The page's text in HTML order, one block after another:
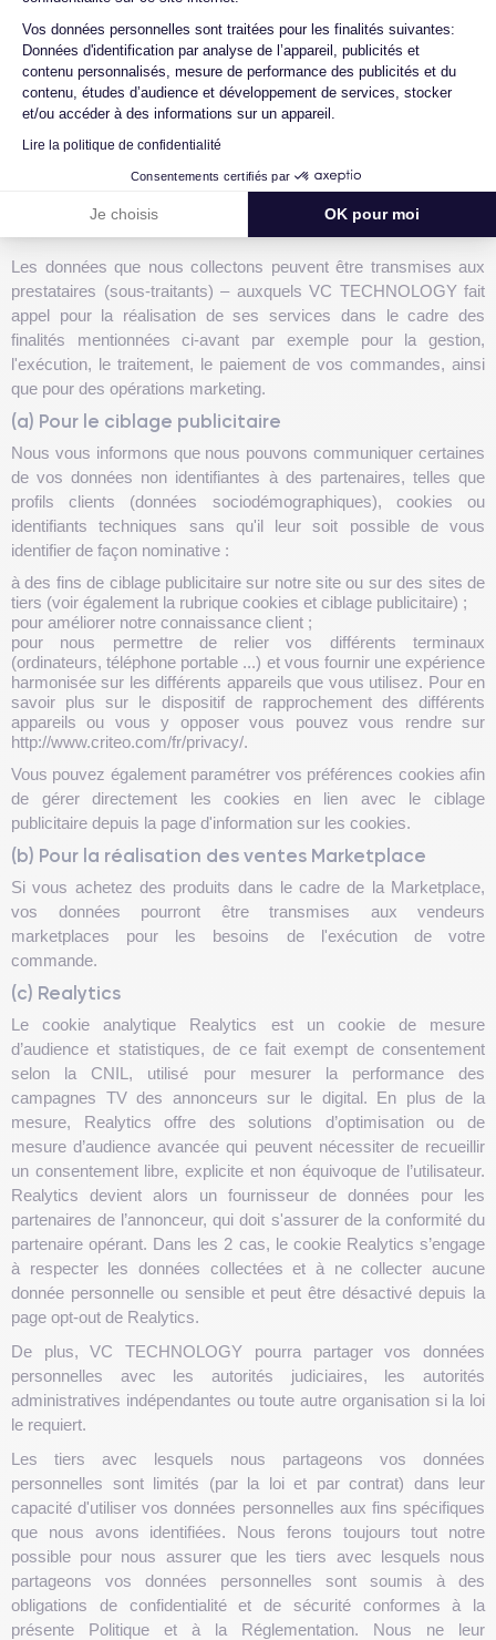
Vos données personnelles sont traitées pour les finalités suivantes:
Données d'identification par analyse de l’appareil, publicités et
contenu personnalisés, mesure de performance des publicités et du
contenu, études d’audience et développement de services, stocker
et/ou accéder à des informations sur un appareil.
Lire la politique de confidentialité
Consentements certifiés par
Je choisis OK pour moi
5. Qui sont les Destinataires de mes
données ?
5.1 Transmission de données à des sous-
traitants
Les données que nous collectons peuvent être transmises aux
prestataires (sous-traitants) – auxquels VC TECHNOLOGY fait
appel pour la réalisation de ses services dans le cadre des
finalités mentionnées ci-avant par exemple pour la gestion,
l'exécution, le traitement, le paiement de vos commandes, ainsi
que pour des opérations marketing.
(a) Pour le ciblage publicitaire
Nous vous informons que nous pouvons communiquer certaines
de vos données non identifiantes à des partenaires, telles que
profils clients (données sociodémographiques), cookies ou
identifiants techniques sans qu'il leur soit possible de vous
identifier de façon nominative :
à des fins de ciblage publicitaire sur notre site ou sur des sites de
tiers (voir également la rubrique cookies et ciblage publicitaire) ;
pour améliorer notre connaissance client ;
pour nous permettre de relier vos différents terminaux
(ordinateurs, téléphone portable ...) et vous fournir une expérience
harmonisée sur les différents appareils que vous utilisez. Pour en
savoir plus sur le dispositif de rapprochement des différents
appareils ou vous y opposer vous pouvez vous rendre sur
http://www.criteo.com/fr/privacy/.
Vous pouvez également paramétrer vos préférences cookies afin
de gérer directement les cookies en lien avec le ciblage
publicitaire depuis la page d'information sur les cookies.
(b) Pour la réalisation des ventes Marketplace
Si vous achetez des produits dans le cadre de la Marketplace,
vos données pourront être transmises aux vendeurs
marketplaces pour les besoins de l'exécution de votre
commande.
(c) Realytics
Le cookie analytique Realytics est un cookie de mesure
d’audience et statistiques, de ce fait exempt de consentement
selon la CNIL, utilisé pour mesurer la performance des
campagnes TV des annonceurs sur le digital. En plus de la
mesure, Realytics offre des solutions d’optimisation ou de
mesure d’audience avancée qui peuvent nécessiter de recueillir
un consentement libre, explicite et non équivoque de l’utilisateur.
Realytics devient alors un fournisseur de données pour les
partenaires de l’annonceur, qui doit s'assurer de la conformité du
partenaire opérant. Dans les 2 cas, le cookie Realytics s’engage
à respecter les données collectées et à ne collecter aucune
donnée personnelle ou sensible et peut être désactivé depuis la
page opt-out de Realytics.
De plus, VC TECHNOLOGY pourra partager vos données
personnelles avec les autorités judiciaires, les autorités
administratives indépendantes ou toute autre organisation si la loi
le requiert.
Les tiers avec lesquels nous partageons vos données
personnelles sont limités (par la loi et par contrat) dans leur
capacité d'utiliser vos données personnelles aux fins spécifiques
que nous avons identifiées. Nous ferons toujours tout notre
possible pour nous assurer que les tiers avec lesquels nous
partageons vos données personnelles sont soumis à des
obligations de confidentialité et de sécurité conformes à la
présente Politique et à la Réglementation. Nous ne leur